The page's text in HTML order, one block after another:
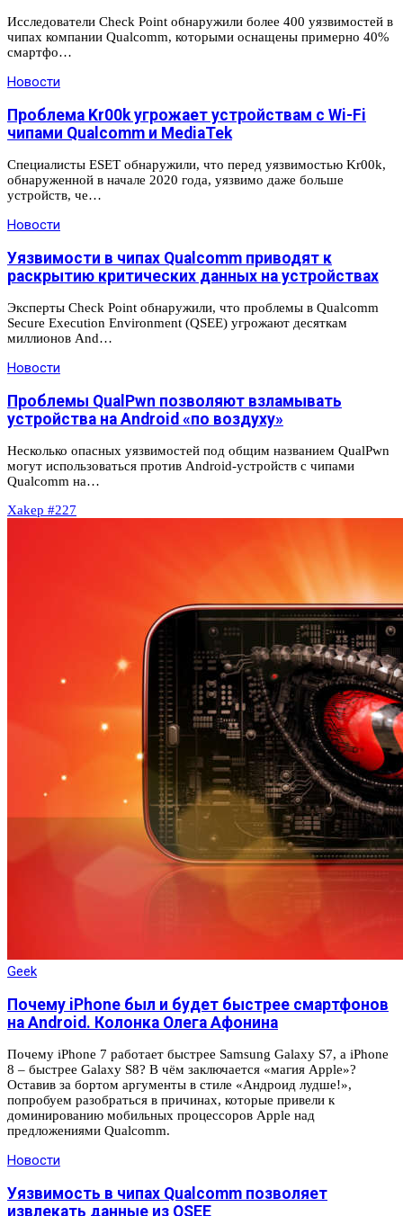
Исследователи Check Point обнаружили более 400 уязвимостей в
чипах компании Qualcomm, которыми оснащены примерно 40%
смартфо…
Новости
Проблема Kr00k угрожает устройствам с Wi-Fi
чипами Qualcomm и MediaTek
Специалисты ESET обнаружили, что перед уязвимостью Kr00k,
обнаруженной в начале 2020 года, уязвимо даже больше
устройств, че…
Новости
Уязвимости в чипах Qualcomm приводят к
раскрытию критических данных на устройствах
Эксперты Check Point обнаружили, что проблемы в Qualcomm
Secure Execution Environment (QSEE) угрожают десяткам
миллионов And…
Новости
Проблемы QualPwn позволяют взламывать
устройства на Android «по воздуху»
Несколько опасных уязвимостей под общим названием QualPwn
могут использоваться против Android-устройств с чипами
Qualcomm на…
Xakep #227
Geek
Почему iPhone был и будет быстрее смартфонов
на Android. Колонка Олега Афонина
Почему iPhone 7 работает быстрее Samsung Galaxy S7, а iPhone
8 – быстрее Galaxy S8? В чём заключается «магия Apple»?
Оставив за бортом аргументы в стиле «Андроид лудше!»,
попробуем разобраться в причинах, которые привели к
доминированию мобильных процессоров Apple над
предложениями Qualcomm.
Новости
Уязвимость в чипах Qualcomm позволяет
извлекать данные из QSEE